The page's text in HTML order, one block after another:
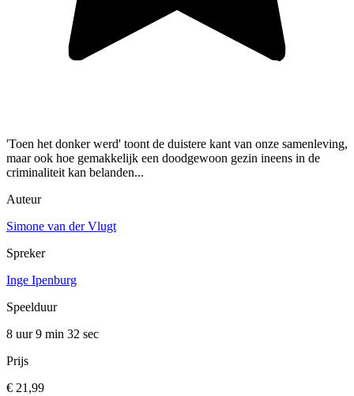
'Toen het donker werd' toont de duistere kant van onze samenleving,
maar ook hoe gemakkelijk een doodgewoon gezin ineens in de
criminaliteit kan belanden...
Auteur
Simone van der Vlugt
Spreker
Inge Ipenburg
Speelduur
8 uur 9 min 32 sec
Prijs
€ 21,99